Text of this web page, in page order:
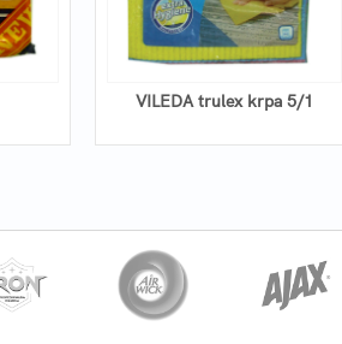
VILEDA trulex krpa 5/1